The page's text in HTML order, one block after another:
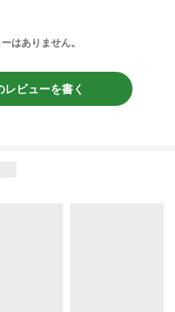
はありません。
レビューを書く